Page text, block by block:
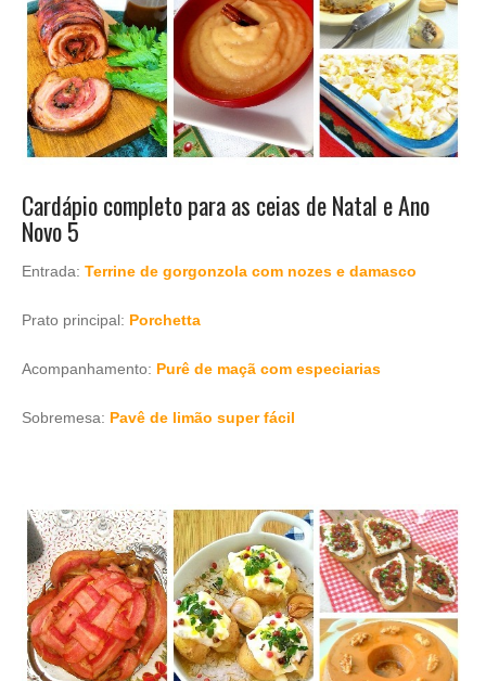
Cardápio completo para as ceias de Natal e Ano
Novo 5
Entrada: Terrine de gorgonzola com nozes e damasco
Prato principal: Porchetta
Acompanhamento: Purê de maçã com especiarias
Sobremesa: Pavê de limão super fácil